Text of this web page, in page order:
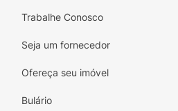
Cápsulas Moles
rotina de prevenção e
Trabalhe Conosco
Seja um fornecedor
Ofereça seu imóvel
Bulário